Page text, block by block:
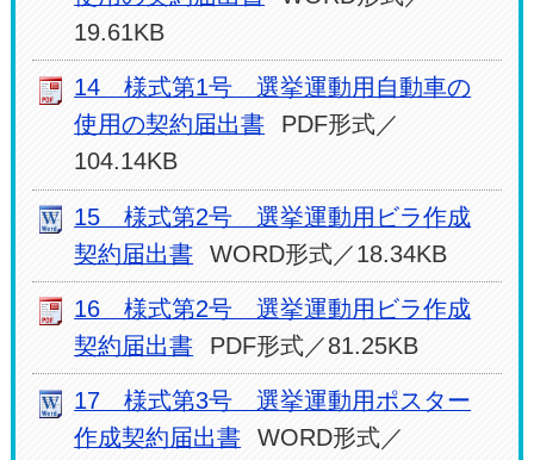
19.61KB
14 様式第1号 選挙運動用自動車の
使用の契約届出書
PDF形式／
104.14KB
15 様式第2号 選挙運動用ビラ作成
契約届出書
WORD形式／18.34KB
16 様式第2号 選挙運動用ビラ作成
契約届出書
PDF形式／81.25KB
17 様式第3号 選挙運動用ポスター
作成契約届出書
WORD形式／